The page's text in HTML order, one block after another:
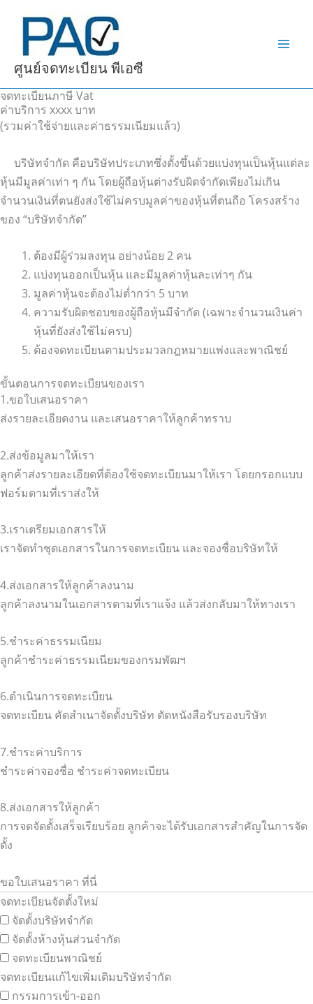
content
ศูนย์จดทะเบียน พีเอซี
จดทะเบียนภาษี Vat
ค่าบริการ xxxx บาท
(รวมค่าใช้จ่ายและค่าธรรมเนียมแล้ว)
บริษัทจำกัด คือบริษัทประเภทซึ่งตั้งขึ้นด้วยแบ่งทุนเป็นหุ้นแต่ละ
หุ้นมีมูลค่าเท่า ๆ กัน โดยผู้ถือหุ้นต่างรับผิดจำกัดเพียงไม่เกิน
จำนวนเงินที่ตนยังส่งใช้ไม่ครบมูลค่าของหุ้นที่ตนถือ โครงสร้าง
ของ “บริษัทจำกัด”
ต้องมีผู้ร่วมลงทุน อย่างน้อย 2 คน
แบ่งทุนออกเป็นหุ้น และมีมูลค่าหุ้นละเท่าๆ กัน
มูลค่าหุ้นจะต้องไม่ต่ำกว่า 5 บาท
ความรับผิดชอบของผู้ถือหุ้นมีจำกัด (เฉพาะจำนวนเงินค่า
หุ้นที่ยังส่งใช้ไม่ครบ)
ต้องจดทะเบียนตามประมวลกฎหมายแพ่งและพาณิชย์
ขั้นตอนการจดทะเบียนของเรา
1.ขอใบเสนอราคา
ส่งรายละเอียดงาน และเสนอราคาให้ลูกค้าทราบ
2.ส่งข้อมูลมาให้เรา
ลูกค้าส่งรายละเอียดที่ต้องใช้จดทะเบียนมาให้เรา โดยกรอกแบบ
ฟอร์มตามที่เราส่งให้
3.เราเตรียมเอกสารให้
เราจัดทำชุดเอกสารในการจดทะเบียน และจองชื่อบริษัทให้
4.ส่งเอกสารให้ลูกค้าลงนาม
ลูกค้าลงนามในเอกสารตามที่เราแจ้ง แล้วส่งกลับมาให้ทางเรา
5.ชำระค่าธรรมเนียม
ลูกค้าชำระค่าธรรมเนียมของกรมพัฒฯ
6.ดำเนินการจดทะเบียน
จดทะเบียน คัดสำเนาจัดตั้งบริษัท ตัดหนังสือรับรองบริษัท
7.ชำระค่าบริการ
ชำระค่าจองชื่อ ชำระค่าจดทะเบียน
8.ส่งเอกสารให้ลูกค้า
การจดจัดตั้งเสร็จเรียบร้อย ลูกค้าจะได้รับเอกสารสำคัญในการจัด
ตั้ง
ขอใบเสนอราคา ที่นี่
จดทะเบียนจัดตั้งใหม่
จัดตั้งบริษัทจำกัด
จัดตั้งห้างหุ้นส่วนจำกัด
จดทะเบียนพาณิชย์
จดทะเบียนแก้ไขเพิ่มเติมบริษัทจำกัด
กรรมการเข้า-ออก